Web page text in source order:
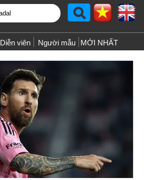
Diễn viên Người mẫu MỚI NHẤT